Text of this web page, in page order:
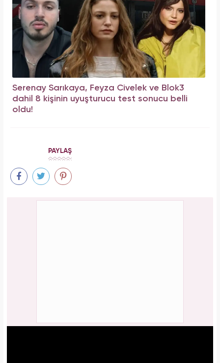
Serenay Sarıkaya, Feyza Civelek ve Blok3
dahil 8 kişinin uyuşturucu test sonucu belli
oldu!
PAYLAŞ